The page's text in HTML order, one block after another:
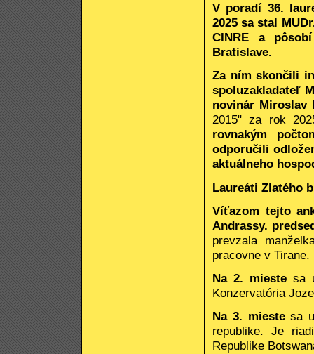
V poradí 36.
2025 sa stal
CINRE a
Bratislave.
Za ním skončili
spoluzakladateľ
novinár Miroslav
2015" za rok
rovnakým
odporučili
aktuálneho
Laureáti Zlatého
Víťazom tejto
Andrassy.
prevzala
pracovne v Tirane.
Na 2. miestesa
Konzervatória
Na 3. miestesa
republike. Je
Republike